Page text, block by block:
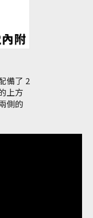
備了 2
上方
側的